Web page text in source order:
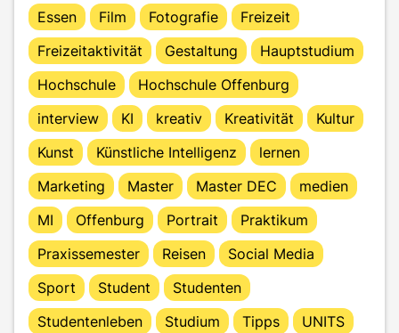
Essen
Film Fotografie
Freizeit
Freizeitaktivität
Gestaltung
Hauptstudium
Hochschule
Hochschule Offenburg
interview
KI kreativ Kreativität
Kultur
Kunst
Künstliche Intelligenz
lernen
Marketing
Master Master DEC
medien
MI
Offenburg Portrait
Praktikum
Praxissemester
Reisen
Social Media
Sport
Student
Studenten
Studentenleben
Studium Tipps UNITS